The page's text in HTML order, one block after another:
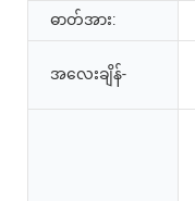
ဓာတ်အား:
အလေးချိန်-